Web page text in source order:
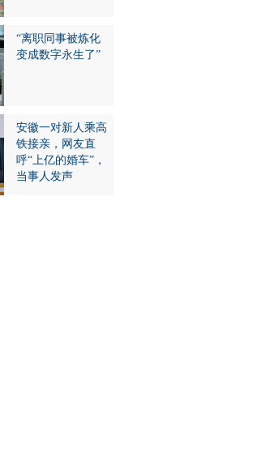
“离职同事被炼化
变成数字永生了”
安徽一对新人乘高
铁接亲，网友直
呼“上亿的婚车”，
当事人发声